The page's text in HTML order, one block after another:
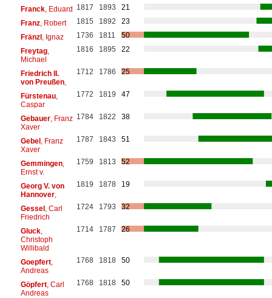
Franck, Eduard 1817 1893
21
Franz, Robert 1815 1892
23
Fränzl, Ignaz 1736 1811
50
Freytag,
Michael
1816 1895 22
Friedrich II.
von Preußen,
1712 1786 25
Fürstenau,
Caspar
1772 1819 47
Gebauer, Franz
Xaver
1784 1822 38
Gebel, Franz
Xaver
1787 1843 51
Gemmingen,
Ernst v.
1759 1813 52
Georg V. von
Hannover,
1819 1878 19
Gessel, Carl
Friedrich
1724 1793 32
Gluck,
Christoph
Willibald
1714 1787 26
Goepfert,
Andreas
1768 1818 50
Göpfert, Carl
Andreas
1768 1818 50